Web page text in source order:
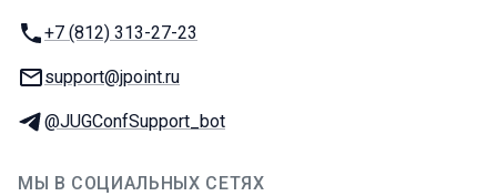
Телефон:
+7 (812) 313-27-23
E-mail:
support@jpoint.ru
Телеграм:
@JUGConfSupport_bot
МЫ В СОЦИАЛЬНЫХ СЕТЯХ